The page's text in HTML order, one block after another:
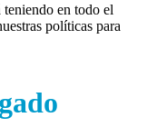
en todo el
políticas para